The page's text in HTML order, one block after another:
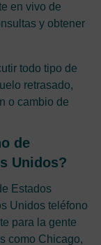
en vivo de
y obtener
todo tipo de
retrasado,
o cambio de
de
Unidos?
Estados
Unidos teléfono
para la gente
como Chicago,